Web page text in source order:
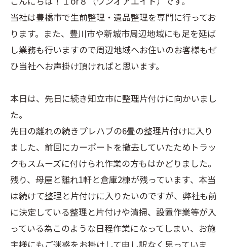
当社は豊橋市で生前整理・遺品整理を専門に行ってお
ります。また、豊川市や新城市周辺地域にも足を延ば
し業務も行いますので周辺地域へお住いのお客様もぜ
ひ当社へお声掛け頂ければと思います。
本日は、先日に続き知立市に整理片付けに向かいまし
た。
先日の離れの続きプレハブの6畳の整理片付けに入り
ました、前回にカーポートを撤去していたためトラッ
クもスムーズに付けられ作業の方もはかどりました。
残り、母屋と離れ1軒と倉庫2棟が残っています、本当
は続けて整理と片付けに入りたいのですが、弊社も前
に決定している整理と片付けや清掃、設置作業等が入
っている為このような日程作業になってしまい、お施
主様にもご迷惑をお掛けして申し訳なく思っていま